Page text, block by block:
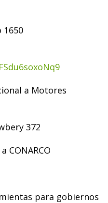
1650
a Motores
372
CONARCO
para gobiernos